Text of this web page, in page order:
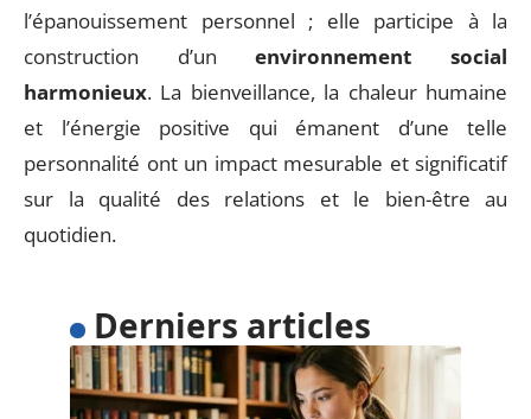
l’épanouissement personnel ; elle participe à la
construction d’unenvironnement social
harmonieux. La bienveillance, la chaleur humaine
et l’énergie positive qui émanent d’une telle
personnalité ont un impact mesurable et significatif
sur la qualité des relations et le bien-être au
quotidien.
Derniers articles